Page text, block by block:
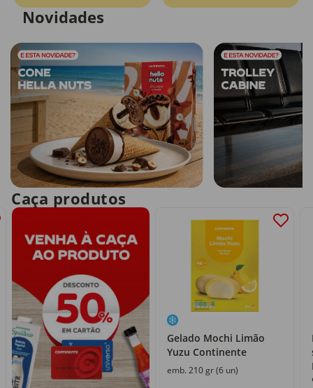
Novidades
Caça produtos
Gelado Mochi Limão
Yuzu Continente
emb. 210 gr (6 un)